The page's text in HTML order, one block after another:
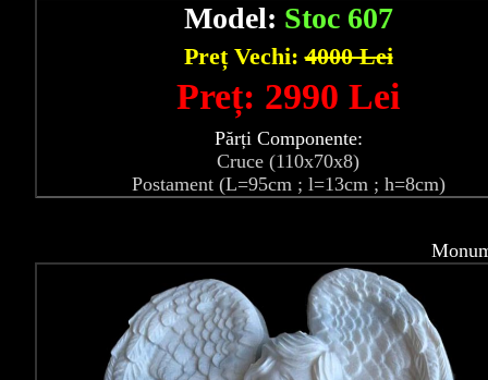
Model: Stoc 607
Preț Vechi:4000 Lei
Preț: 2990 Lei
Părți Componente:
Cruce (110x70x8)
Postament (L=95cm ; l=13cm ; h=8cm)